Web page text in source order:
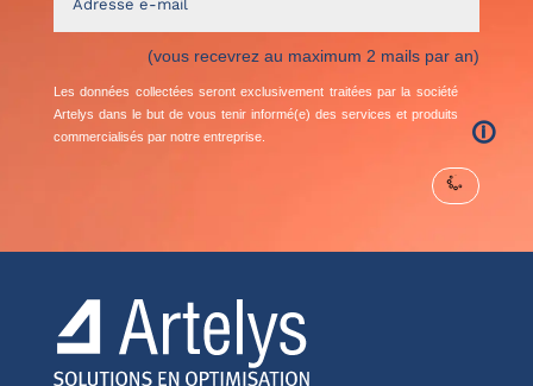
(vous recevrez au maximum 2 mails par an)
Les données collectées seront exclusivement traitées par la société
Artelys dans le but de vous tenir informé(e) des services et produits
commercialisés par notre entreprise.
🛈